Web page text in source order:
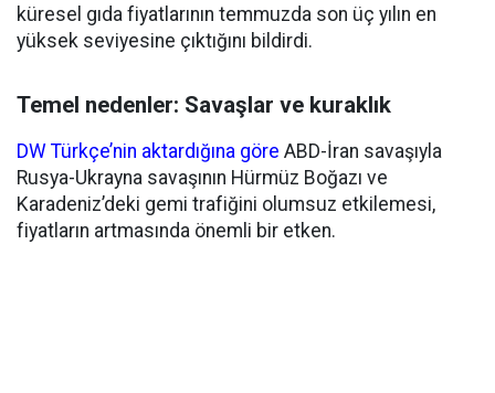
küresel gıda fiyatlarının temmuzda son üç yılın en
yüksek seviyesine çıktığını bildirdi.
Temel nedenler: Savaşlar ve kuraklık
DW Türkçe’nin aktardığına göre ABD-İran savaşıyla
Rusya-Ukrayna savaşının Hürmüz Boğazı ve
Karadeniz’deki gemi trafiğini olumsuz etkilemesi,
fiyatların artmasında önemli bir etken.